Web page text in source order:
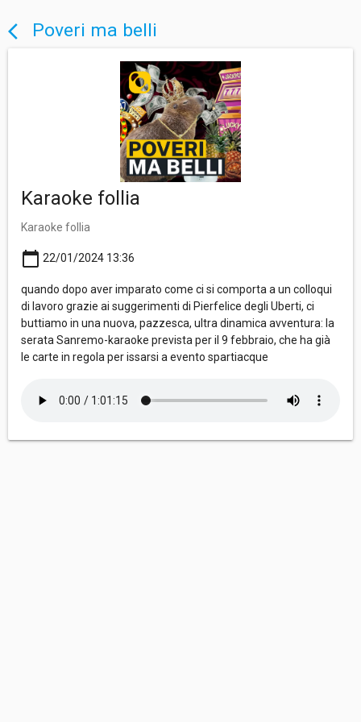
arrow_back_ios Poveri ma belli
Karaoke follia
Karaoke follia
calendar_today 22/01/2024 13:36
quando dopo aver imparato come ci si comporta a un colloqui
di lavoro grazie ai suggerimenti di Pierfelice degli Uberti, ci
buttiamo in una nuova, pazzesca, ultra dinamica avventura: la
serata Sanremo-karaoke prevista per il 9 febbraio, che ha già
le carte in regola per issarsi a evento spartiacque